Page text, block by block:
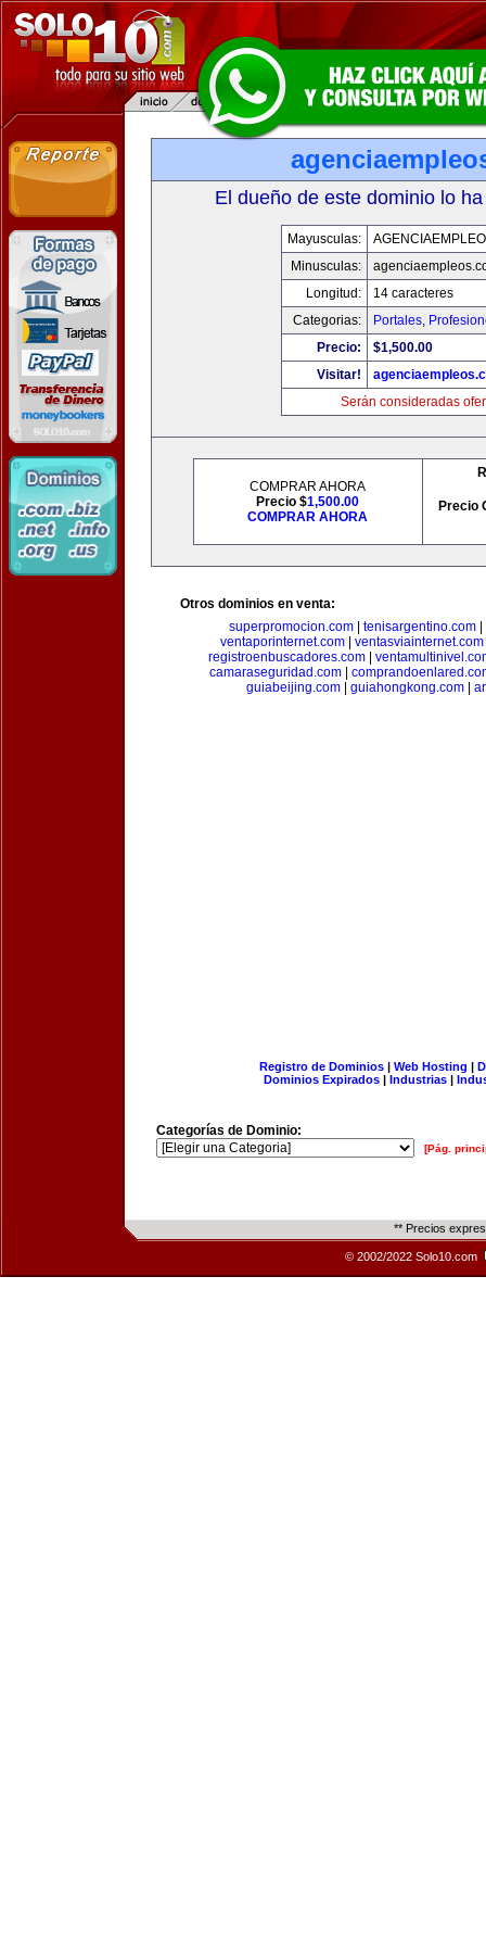
El dueño de este dominio lo
Mayusculas:
Minusculas:
Longitud:
14 caracteres
Categorias:
Portales,
Precio:
$1,500.00
Visitar!
Serán consideradas
COMPRAR AHORA
Precio $1,500.00
COMPRAR AHORA
Precio
Otros dominios en venta:
superpromocion.com
tenisargentino.com
ventaporinternet.com
ventasviainternet.com
registroenbuscadores.com
camaraseguridad.com
guiabeijing.com
guiahongkong.com
Registro de Dominios| Web Hosting |
Dominios Expirados | Industrias |
Categorías de Dominio:
[Pág.
** Precios
© 2002/2022 Solo10.com